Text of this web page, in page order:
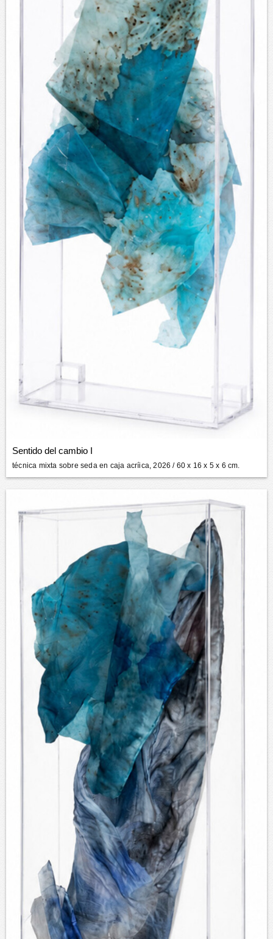
Sentido del cambio I
técnica mixta sobre seda en caja acríica, 2026 / 60 x 16 x 5 x 6 cm.